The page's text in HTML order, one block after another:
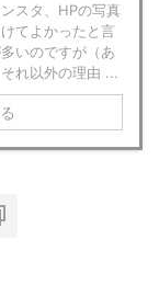
スタ、HPの写真
てよかったと言
いのですが（あ
れ以外の理由 ...